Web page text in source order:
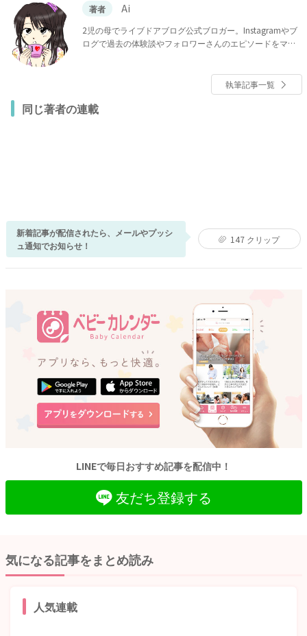
著者 Ai
2児の母でライブドアブログ公式ブロガー。Instagramやブ
ログで過去の体験談やフォロワーさんのエピソードをマン
執筆記事一覧
同じ著者の連載
新着記事が配信されたら、メールやプッシ
ュ通知でお知らせ！
147 クリップ
LINEで毎日おすすめ記事を配信中！
友だち登録する
気になる記事をまとめ読み
人気連載